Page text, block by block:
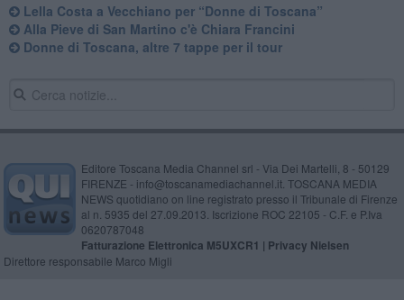
Lella Costa a Vecchiano per “Donne di Toscana”
Alla Pieve di San Martino c'è Chiara Francini
Donne di Toscana, altre 7 tappe per il tour
Editore Toscana Media Channel srl - Via Dei Martelli, 8 - 50129
FIRENZE - info@toscanamediachannel.it. TOSCANA MEDIA
NEWS quotidiano on line registrato presso il Tribunale di Firenze
al n. 5935 del 27.09.2013. Iscrizione ROC 22105 - C.F. e P.Iva
0620787048
Fatturazione Elettronica M5UXCR1 | Privacy Nielsen
Direttore responsabile Marco Migli